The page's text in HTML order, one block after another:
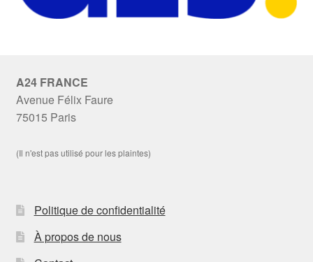
A24 FRANCE
Avenue Félix Faure
75015 Paris
(Il n'est pas utilisé pour les plaintes)
Politique de confidentialité
À propos de nous